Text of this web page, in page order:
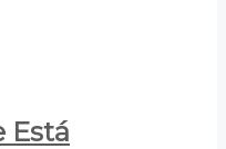
Está